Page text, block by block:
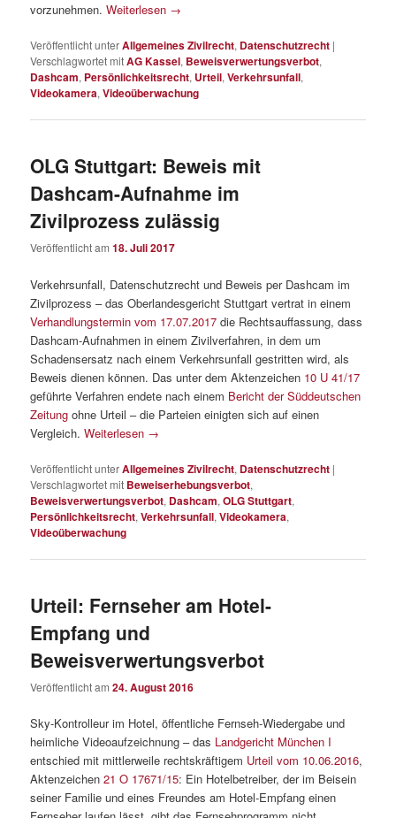
vorzunehmen.Weiterlesen →
Veröffentlicht unterAllgemeines Zivilrecht, Datenschutzrecht |
Verschlagwortet mitAG Kassel, Beweisverwertungsverbot,
Dashcam, Persönlichkeitsrecht, Urteil,Verkehrsunfall,
Videokamera,Videoüberwachung
OLG Stuttgart: Beweis mit
Dashcam-Aufnahme im
Zivilprozess zulässig
Veröffentlicht am18. Juli 2017
Verkehrsunfall, Datenschutzrecht und Beweis per Dashcam im
Zivilprozess – das Oberlandesgericht Stuttgart vertrat in einem
Verhandlungstermin vom 17.07.2017 die Rechtsauffassung, dass
Dashcam-Aufnahmen in einem Zivilverfahren, in dem um
Schadensersatz nach einem Verkehrsunfall gestritten wird, als
Beweis dienen können. Das unter dem Aktenzeichen 10 U 41/17
geführte Verfahren endete nach einem Bericht der Süddeutschen
Zeitung ohne Urteil – die Parteien einigten sich auf einen
Vergleich.Weiterlesen →
Veröffentlicht unterAllgemeines Zivilrecht, Datenschutzrecht |
Verschlagwortet mit Beweiserhebungsverbot,
Beweisverwertungsverbot, Dashcam,OLG Stuttgart,
Persönlichkeitsrecht,Verkehrsunfall,Videokamera,
Videoüberwachung
Urteil: Fernseher am Hotel-
Empfang und
Beweisverwertungsverbot
Veröffentlicht am24. August 2016
Sky-Kontrolleur im Hotel, öffentliche Fernseh-Wiedergabe und
heimliche Videoaufzeichnung – das Landgericht München I
entschied mit mittlerweile rechtskräftigem Urteil vom 10.06.2016,
Aktenzeichen21 O 17671/15: Ein Hotelbetreiber, der im Beisein
seiner Familie und eines Freundes am Hotel-Empfang einen